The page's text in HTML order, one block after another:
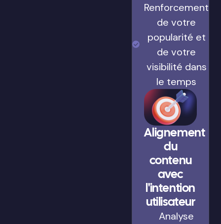
Renforcement
de votre
popularité et
de votre
visibilité dans
le temps
Alignement
du
contenu
avec
l'intention
utilisateur
Analyse